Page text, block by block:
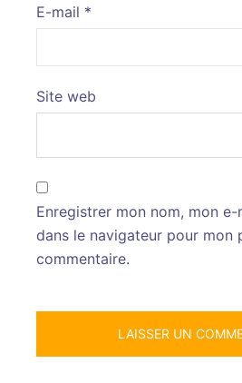
E-mail *
Site web
Enregistrer mon nom, mon
dans le navigateur pour mon
commentaire.